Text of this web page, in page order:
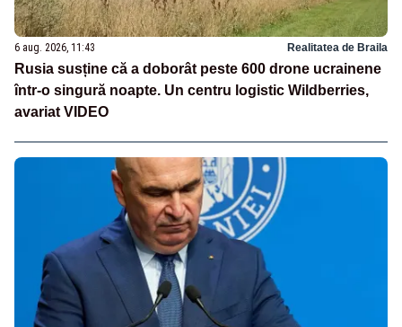
6 aug. 2026, 11:43 Realitatea de Braila
Rusia susține că a doborât peste 600 drone ucrainene
într-o singură noapte. Un centru logistic Wildberries,
avariat VIDEO